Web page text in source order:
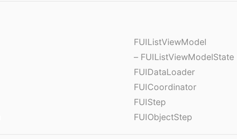
FUIListViewModel
– FUIListViewModelState
FUIDataLoader
FUICoordinator
FUIStep
FUIObjectStep